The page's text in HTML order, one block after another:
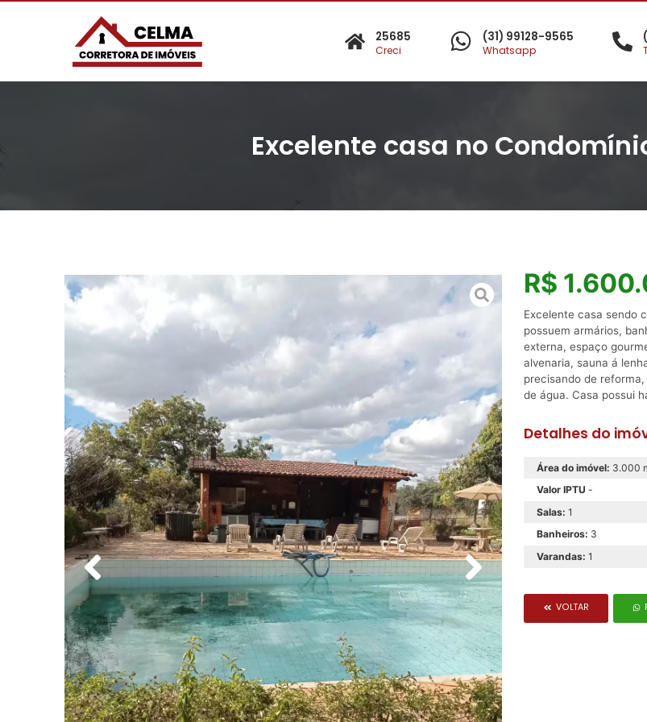
25685
Creci
(31) 99128-9565
Whatsapp
Excelente casa no
R$
Excelente casa sendo
possuem armários,
externa, espaço
alvenaria, sauna á
precisando de
de água. Casa possui
Detalhes do
Área do imóvel: 3.000
Valor IPTU -
Salas: 1
Banheiros: 3
Varandas: 1
VOLTAR